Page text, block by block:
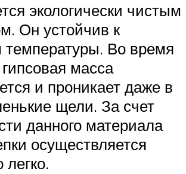
экологически чистым
Он устойчив к
температуры. Во время
масса
и проникает даже в
щели. За счет
данного материала
осуществляется
легко.